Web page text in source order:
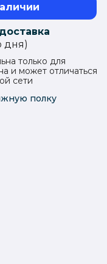
дня)
только для
и может отличаться
сети
полку